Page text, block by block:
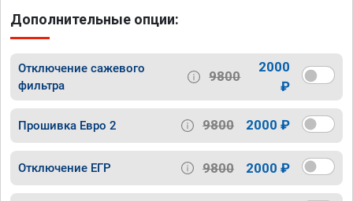
Дополнительные опции:
Отключение сажевого
фильтра
9800
2000
₽
Прошивка Евро 2 9800 2000 ₽
Отключение ЕГР 9800 2000 ₽